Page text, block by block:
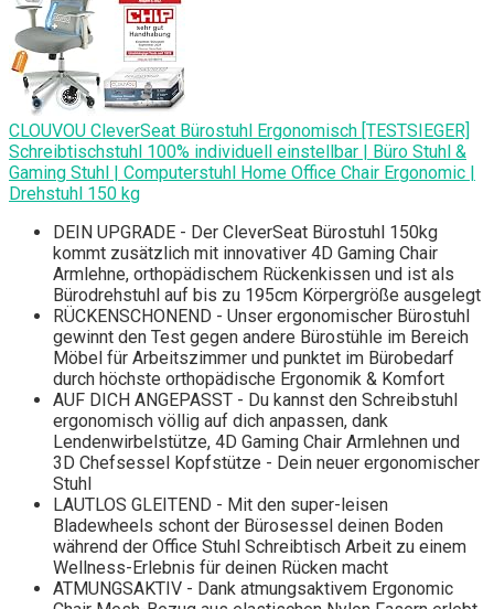
CLOUVOU CleverSeat Bürostuhl Ergonomisch [TESTSIEGER]
Schreibtischstuhl 100% individuell einstellbar | Büro Stuhl &
Gaming Stuhl | Computerstuhl Home Office Chair Ergonomic |
Drehstuhl 150 kg
DEIN UPGRADE - Der CleverSeat Bürostuhl 150kg
kommt zusätzlich mit innovativer 4D Gaming Chair
Armlehne, orthopädischem Rückenkissen und ist als
Bürodrehstuhl auf bis zu 195cm Körpergröße ausgelegt
RÜCKENSCHONEND - Unser ergonomischer Bürostuhl
gewinnt den Test gegen andere Bürostühle im Bereich
Möbel für Arbeitszimmer und punktet im Bürobedarf
durch höchste orthopädische Ergonomik & Komfort
AUF DICH ANGEPASST - Du kannst den Schreibstuhl
ergonomisch völlig auf dich anpassen, dank
Lendenwirbelstütze, 4D Gaming Chair Armlehnen und
3D Chefsessel Kopfstütze - Dein neuer ergonomischer
Stuhl
LAUTLOS GLEITEND - Mit den super-leisen
Bladewheels schont der Bürosessel deinen Boden
während der Office Stuhl Schreibtisch Arbeit zu einem
Wellness-Erlebnis für deinen Rücken macht
ATMUNGSAKTIV - Dank atmungsaktivem Ergonomic